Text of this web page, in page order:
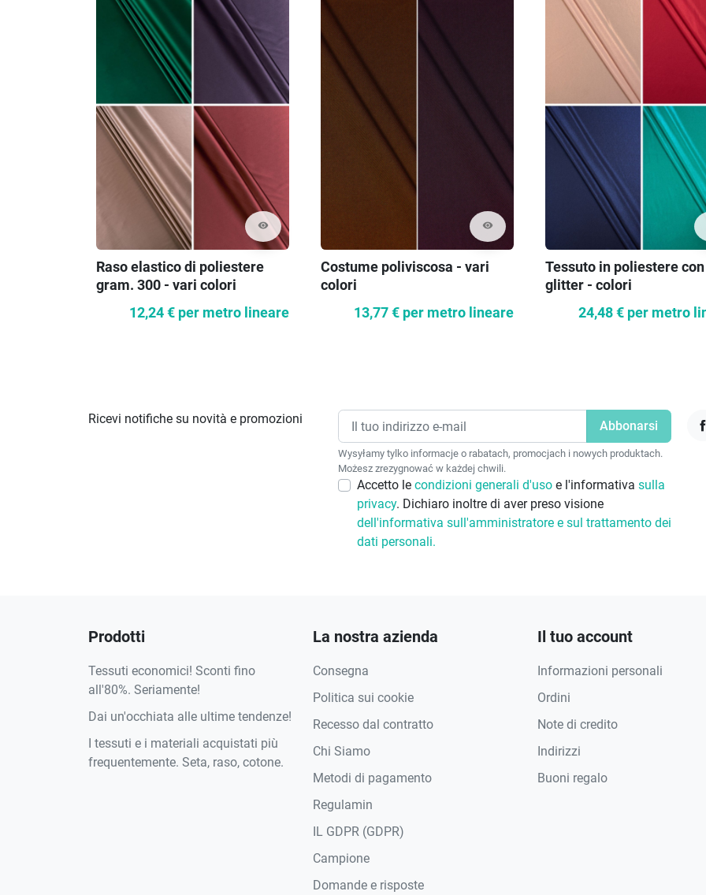
visibility
Raso elastico di poliestere
gram. 300 - vari colori
12,24 € per metro lineare
visibility
Costume poliviscosa - vari
colori
13,77 € per metro lineare
Tessuto in poliestere con
glitter - colori
24,48 € per metro
Ricevi notifiche su novità e promozioni
Wysyłamy tylko informacje o rabatach, promocjach i nowych produktach.
Możesz zrezygnować w każdej chwili.
Accetto le condizioni generali d'uso e l'informativa sulla
privacy. Dichiaro inoltre di aver preso visione
dell'informativa sull'amministratore e sul trattamento dei
dati personali.
Prodotti
Tessuti economici! Sconti fino
all'80%. Seriamente!
Dai un'occhiata alle ultime tendenze!
I tessuti e i materiali acquistati più
frequentemente. Seta, raso, cotone.
La nostra azienda
Consegna
Politica sui cookie
Recesso dal contratto
Chi Siamo
Metodi di pagamento
Regulamin
IL GDPR (GDPR)
Campione
Domande e risposte
Il tuo account
Informazioni personali
Ordini
Note di credito
Indirizzi
Buoni regalo